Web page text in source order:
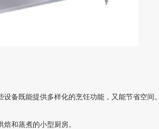
设备既能提供多样化的烹饪功能，又能节省空间。
和蒸煮的小型厨房。